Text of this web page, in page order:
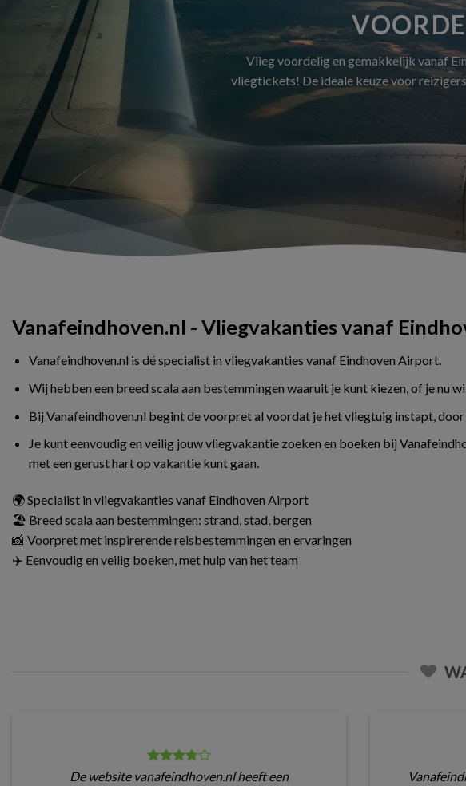
Vlieg voordelig en gemakkelijk vanaf
vliegtickets! De ideale keuze voor
Vanafeindhoven.nl - Vliegvakanties vanaf
Vanafeindhoven.nl is dé specialist in vliegvakanties vanaf Eindhoven Airport.
Wij hebben een breed scala aan bestemmingen waaruit je kunt kiezen, of je
Bij Vanafeindhoven.nl begint de voorpret al voordat je het vliegtuig instapt,
Je kunt eenvoudig en veilig jouw vliegvakantie zoeken en boeken bij
met een gerust hart op vakantie kunt gaan.
🌍 Specialist in vliegvakanties vanaf Eindhoven Airport
🏖️ Breed scala aan bestemmingen: strand, stad, bergen
📸 Voorpret met inspirerende reisbestemmingen en ervaringen
✈️ Eenvoudig en veilig boeken, met hulp van het team
De website vanafeindhoven.nl heeft een